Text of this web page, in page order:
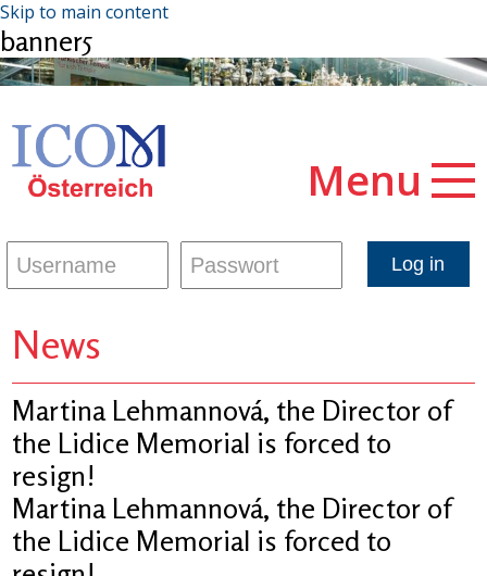
Skip to main content
banner5
Menu
News
Martina Lehmannová, the Director of
the Lidice Memorial is forced to
resign!
Martina Lehmannová, the Director of
the Lidice Memorial is forced to